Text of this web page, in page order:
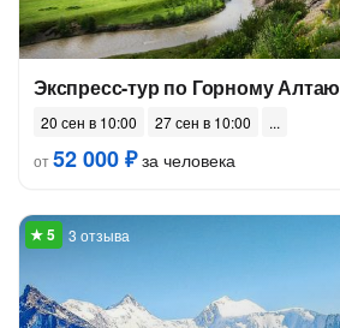
Экспресс-тур по Горному Алтаю
20 сен в 10:00
27 сен в 10:00
от52 000 ₽за человека
3 отзыва